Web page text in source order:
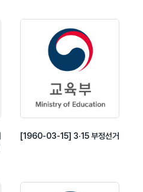
[1960-03-15] 3·15 부정선거